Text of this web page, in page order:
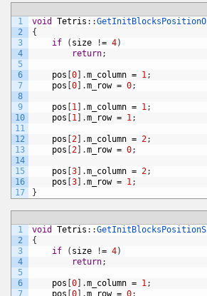
1
2
3
4
5
6
7
8
9
10
11
12
13
14
15
16
17
void Tetris : :GetInitBlocksPositionO
{
if
( size != 4)
return;
pos 0 .m_column = 1;
pos 0 .m_row = 0;
pos 1 .m_column = 1;
pos
1 .m_row = 1;
pos 2 .m_column = 2;
pos 2 .m_row = 0;
pos 3 .m_column = 2;
pos 3 .m_row = 1;
}
1
2
3
4
5
6
7
void Tetris : :GetInitBlocksPositionS
{
if
( size != 4)
return;
pos 0 .m_column = 1;
pos 0 .m_row = 0;